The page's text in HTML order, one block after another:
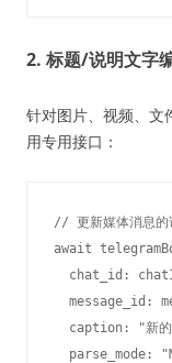
2. 标题/说明文字
针对图片、视频、文
用专用接口：
// 更新媒体消息的
await
chat_id:
message_id:
caption: "新的
parse_mode: